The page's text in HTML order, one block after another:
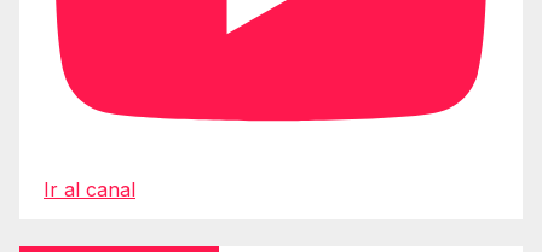
Ir al canal